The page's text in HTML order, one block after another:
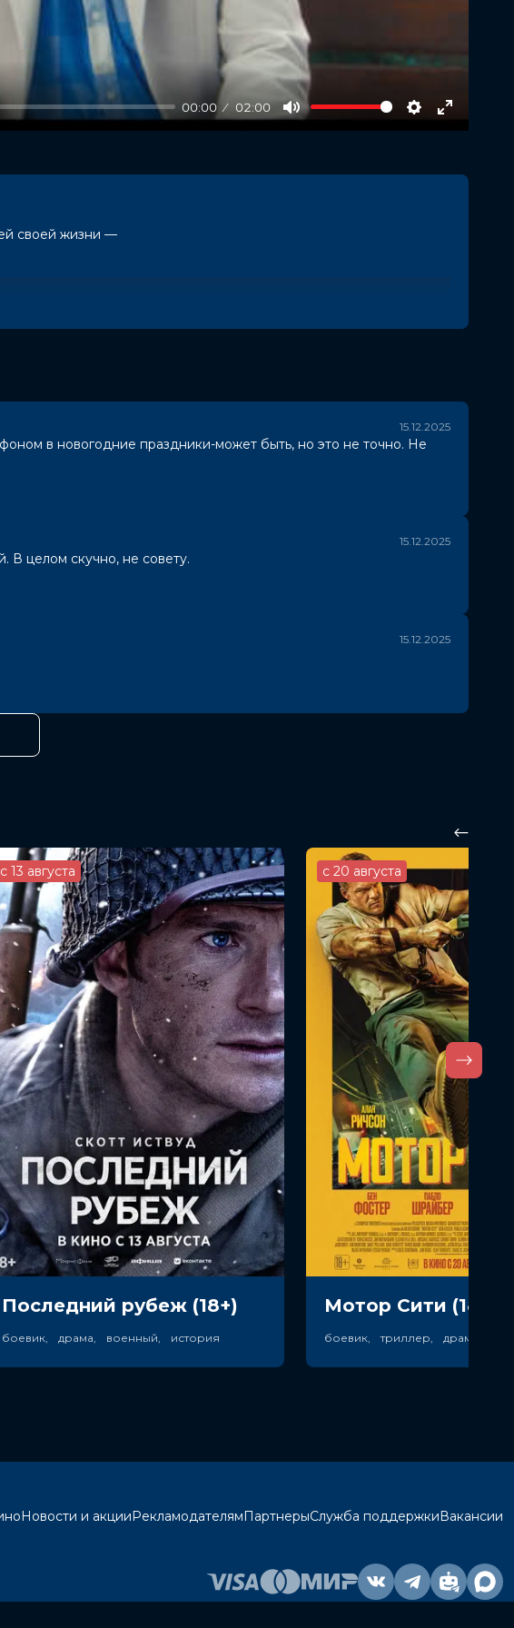
00:00 02:00
Mute Settings
Enter
своей жизни —
15.12.2025
в новогодние праздники-может быть, но это не точно. Не
15.12.2025
В целом скучно, не совету.
15.12.2025
с 13 августа
Последний рубеж (18+)
боевик, драма, военный, история
с 20 августа
Мотор Сити (18+)
Новости и акцииРекламодателямПартнерыСлужба поддержкиВакансии